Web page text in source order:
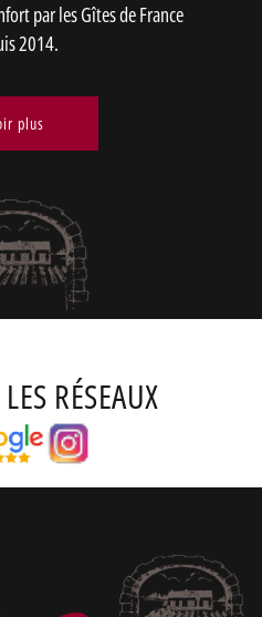
par les Gîtes de France
2014.
plus
RÉSEAUX